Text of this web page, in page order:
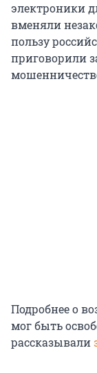
электроники
вменяли
пользу
приговорили
Подробнее о
мог быть
рассказывали